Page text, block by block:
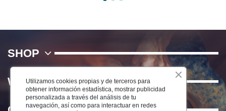
SHOP
WE
Utilizamos cookies propias y de terceros para
obtener información estadística, mostrar publicidad
personalizada a través del análisis de tu
navegación, así como para interactuar en redes